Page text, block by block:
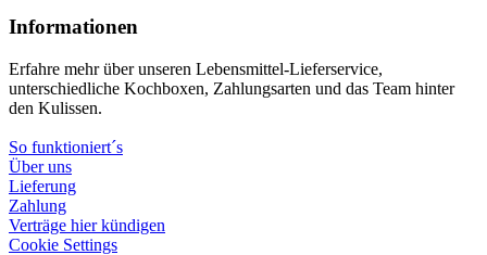
Informationen
Erfahre mehr über unseren Lebensmittel-Lieferservice,
unterschiedliche Kochboxen, Zahlungsarten und das Team hinter
den Kulissen.
So funktioniert´s
Über uns
Lieferung
Zahlung
Verträge hier kündigen
Cookie Settings